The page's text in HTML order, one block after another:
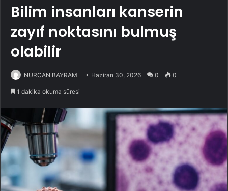
Bilim insanları kanserin
zayıf noktasını bulmuş
olabilir
NURCAN BAYRAM Haziran 30, 2026 0 0
1 dakika okuma süresi